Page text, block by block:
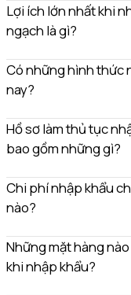
Lợi ích lớn nhất khi
ngạch là gì?
Có những hình thức
nay?
Hồ sơ làm thủ tục
bao gồm những gì?
Chi phí nhập khẩu
nào?
Những mặt hàng
khi nhập khẩu?